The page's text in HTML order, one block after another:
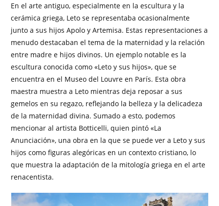
En el arte antiguo, especialmente en la escultura y la
cerámica griega, Leto se representaba ocasionalmente
junto a sus hijos Apolo y Artemisa. Estas representaciones a
menudo destacaban el tema de la maternidad y la relación
entre madre e hijos divinos. Un ejemplo notable es la
escultura conocida como «Leto y sus hijos», que se
encuentra en el Museo del Louvre en París. Esta obra
maestra muestra a Leto mientras deja reposar a sus
gemelos en su regazo, reflejando la belleza y la delicadeza
de la maternidad divina. Sumado a esto, podemos
mencionar al artista Botticelli, quien pintó «La
Anunciación», una obra en la que se puede ver a Leto y sus
hijos como figuras alegóricas en un contexto cristiano, lo
que muestra la adaptación de la mitología griega en el arte
renacentista.